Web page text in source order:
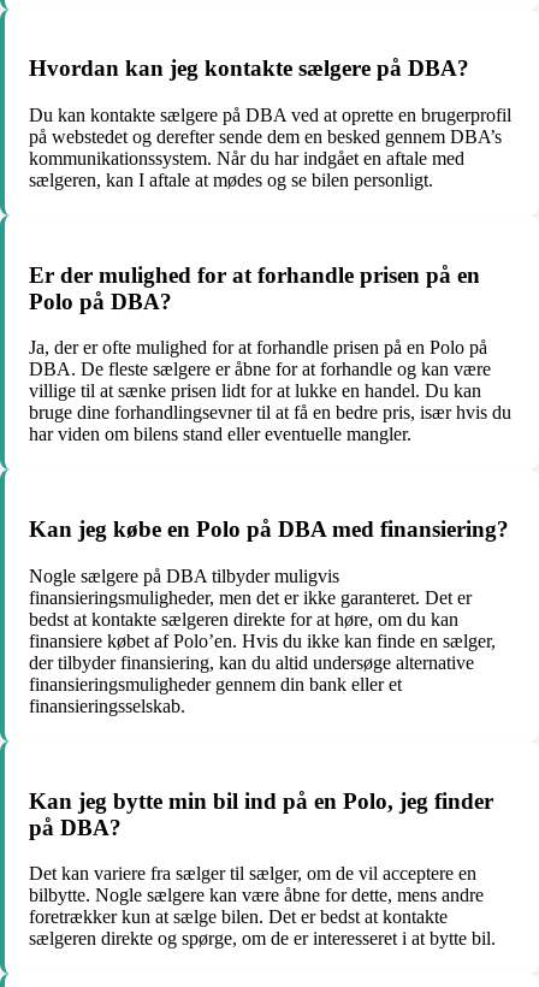
Hvordan kan jeg kontakte sælgere på DBA?
Du kan kontakte sælgere på DBA ved at oprette en brugerprofil
på webstedet og derefter sende dem en besked gennem DBA’s
kommunikationssystem. Når du har indgået en aftale med
sælgeren, kan I aftale at mødes og se bilen personligt.
Er der mulighed for at forhandle prisen på en
Polo på DBA?
Ja, der er ofte mulighed for at forhandle prisen på en Polo på
DBA. De fleste sælgere er åbne for at forhandle og kan være
villige til at sænke prisen lidt for at lukke en handel. Du kan
bruge dine forhandlingsevner til at få en bedre pris, især hvis du
har viden om bilens stand eller eventuelle mangler.
Kan jeg købe en Polo på DBA med finansiering?
Nogle sælgere på DBA tilbyder muligvis
finansieringsmuligheder, men det er ikke garanteret. Det er
bedst at kontakte sælgeren direkte for at høre, om du kan
finansiere købet af Polo’en. Hvis du ikke kan finde en sælger,
der tilbyder finansiering, kan du altid undersøge alternative
finansieringsmuligheder gennem din bank eller et
finansieringsselskab.
Kan jeg bytte min bil ind på en Polo, jeg finder
på DBA?
Det kan variere fra sælger til sælger, om de vil acceptere en
bilbytte. Nogle sælgere kan være åbne for dette, mens andre
foretrækker kun at sælge bilen. Det er bedst at kontakte
sælgeren direkte og spørge, om de er interesseret i at bytte bil.